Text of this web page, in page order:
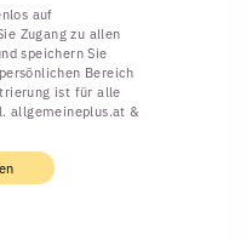
auf
Zugang zu allen
speichern Sie
Bereich
ist für alle
allgemeineplus.at &